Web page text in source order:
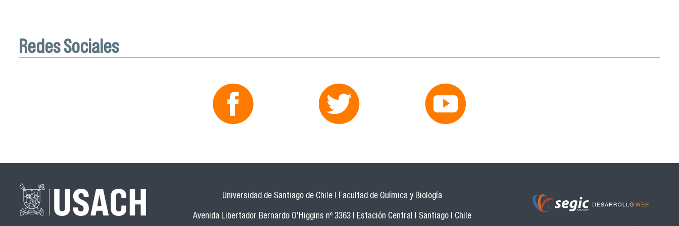
Redes Sociales
Universidad de Santiago de Chile | Facultad de Química y Biología
Avenida Libertador Bernardo O'Higgins nº 3363 | Estación Central | Santiago | Chile